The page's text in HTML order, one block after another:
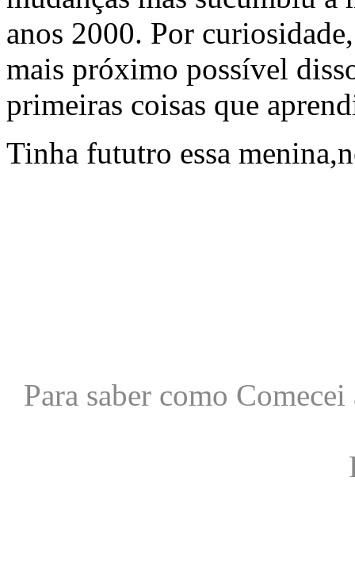
anos 2000. Por
mais próximo possível
primeiras coisas que
Tinha fututro essa
Para saber como